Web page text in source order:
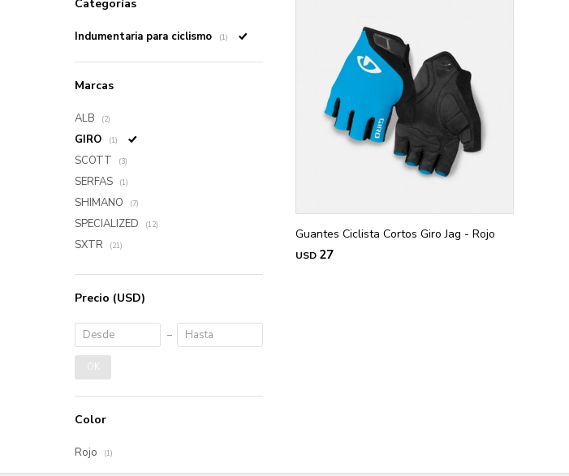
Guantes Ciclista Cortos Giro Jag - Rojo
USD 27
Categorías
Indumentaria para ciclismo (1)
Marcas
ALB (2)
GIRO (1)
SCOTT (3)
SERFAS (1)
SHIMANO (7)
SPECIALIZED (12)
SXTR (21)
Precio (USD)
OK
Color
Rojo (1)